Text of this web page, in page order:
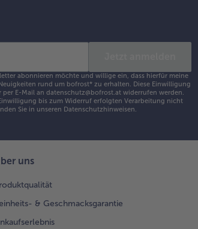
abonnieren möchte und willige ein, dass hierfür meine
rund um bofrost* zu erhalten. Diese Einwilligung
E-Mail an datenschutz@bofrost.at widerrufen werden.
bis zum Widerruf erfolgten Verarbeitung nicht
Sie in unseren Datenschutzhinweisen.
uns
& Geschmacksgarantie